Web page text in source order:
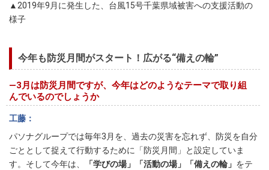
▲2019年9月に発生した、台風15号千葉県域被害への支援活動の
様子
今年も防災月間がスタート！広がる“備えの輪”
―3月は防災月間ですが、今年はどのようなテーマで取り組
んでいるのでしょうか
工藤
パソナグループでは毎年3月を、過去の災害を忘れず、防災を自分
ごととして捉えて行動するために「防災月間」と設定していま
す。そして今年は、
「学びの場」「活動の場」「備えの輪」 をテ